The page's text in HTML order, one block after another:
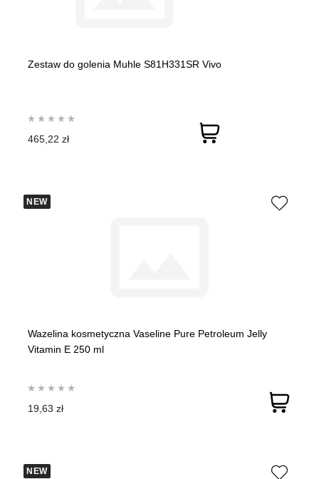
Zestaw do golenia Muhle S81H331SR Vivo
465,22 zł
NEW
Wazelina kosmetyczna Vaseline Pure Petroleum Jelly
Vitamin E 250 ml
19,63 zł
NEW